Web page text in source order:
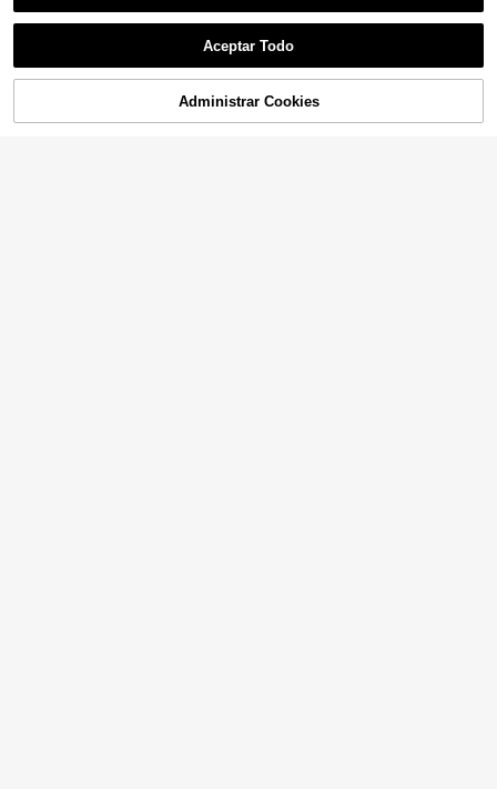
AÑADIR A LA BOLSA
Aceptar Todo
Administrar Cookies